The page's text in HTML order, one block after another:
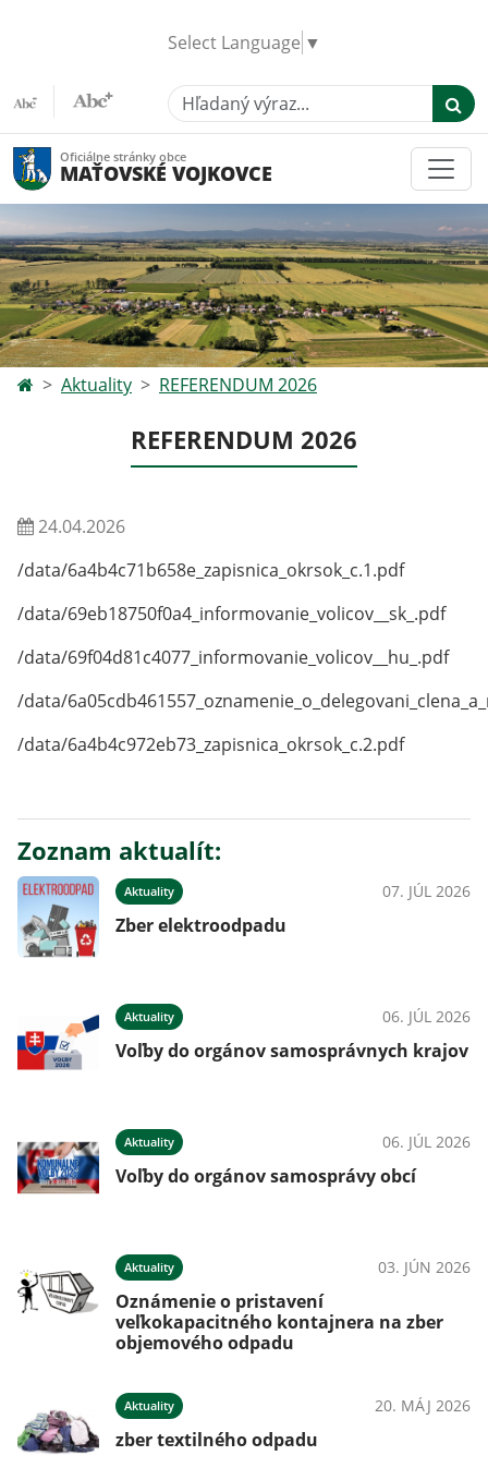
Select Language ▼
Hľadaný výraz...
Oficiálne stránky obce
MAŤOVSKÉ VOJKOVCE
Aktuality REFERENDUM 2026
REFERENDUM 2026
24.04.2026
/data/6a4b4c71b658e_zapisnica_okrsok_c.1.pdf
/data/69eb18750f0a4_informovanie_volicov__sk_.pdf
/data/69f04d81c4077_informovanie_volicov__hu_.pdf
/data/
/data/6a4b4c972eb73_zapisnica_okrsok_c.2.pdf
Zoznam aktualít:
Aktuality 07. JÚL 2026
Zber elektroodpadu
Aktuality 06. JÚL 2026
Voľby do orgánov samosprávnych krajov
Aktuality 06. JÚL 2026
Voľby do orgánov samosprávy obcí
Aktuality 03. JÚN 2026
Oznámenie o pristavení
veľkokapacitného kontajnera na zber
objemového odpadu
Aktuality 20. MÁJ 2026
zber textilného odpadu